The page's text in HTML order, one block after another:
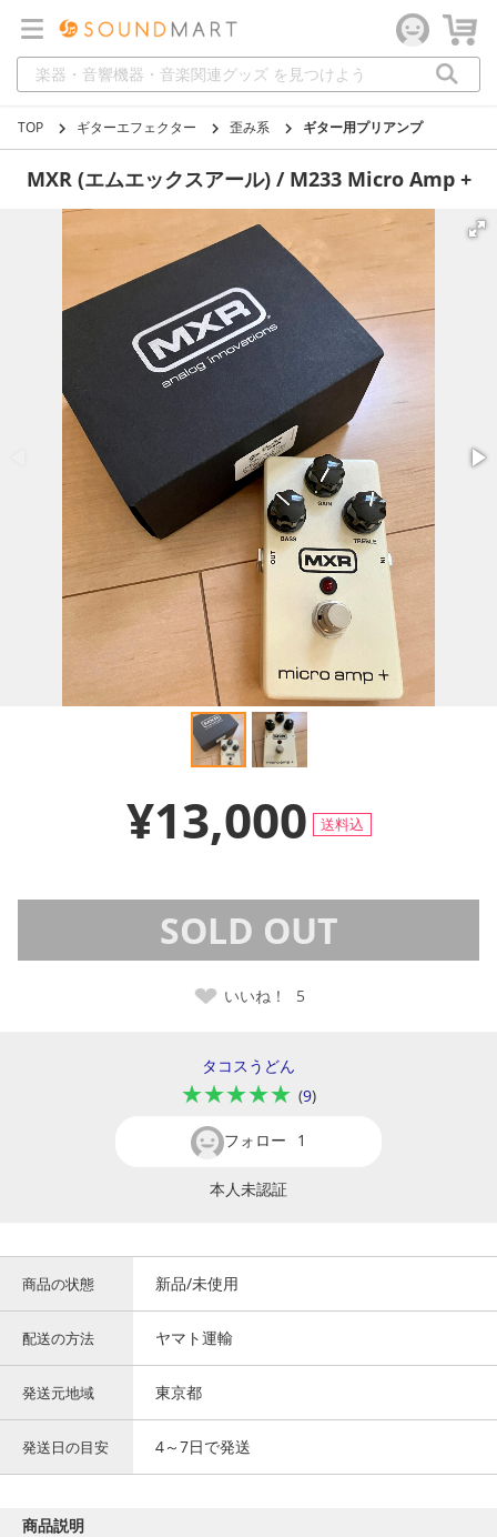
TOP ギターエフェクター 歪み系 ギター用プリアンプ
MXR (エムエックスアール) / M233 Micro Amp +
¥13,000 送料込
SOLD OUT
いいね！ 5
タコスうどん
★★★★★ (9)
フォロー 1
本人未認証
商品の状態 新品/未使用
配送の方法 ヤマト運輸
発送元地域 東京都
発送日の目安 4～7日で発送
商品説明